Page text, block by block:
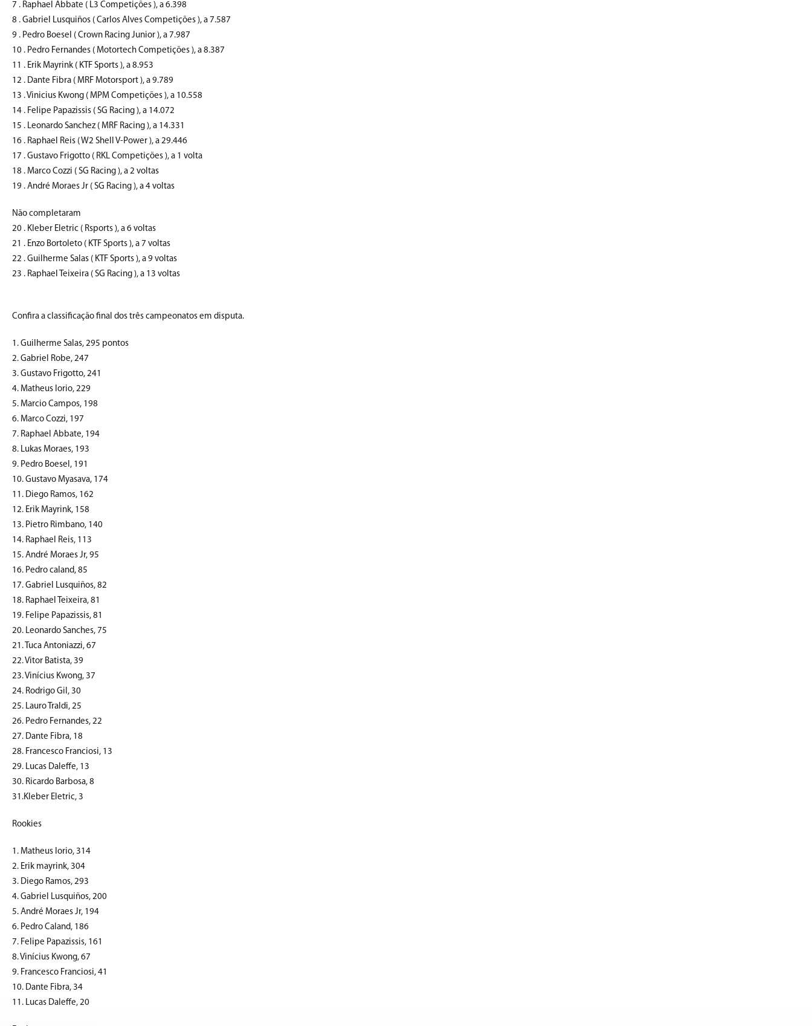
7 . Raphael Abbate ( L3 Competições ), a 6.398
8 . Gabriel Lusquiños ( Carlos Alves Competições ), a 7.587
9 . Pedro Boesel ( Crown Racing Junior ), a 7.987
10 . Pedro Fernandes ( Motortech Competições ), a 8.387
11 . Erik Mayrink ( KTF Sports ), a 8.953
12 . Dante Fibra ( MRF Motorsport ), a 9.789
13 . Vinicius Kwong ( MPM Competições ), a 10.558
14 . Felipe Papazissis ( SG Racing ), a 14.072
15 . Leonardo Sanchez ( MRF Racing ), a 14.331
16 . Raphael Reis ( W2 Shell V-Power ), a 29.446
17 . Gustavo Frigotto ( RKL Competições ), a 1 volta
18 . Marco Cozzi ( SG Racing ), a 2 voltas
19 . André Moraes Jr ( SG Racing ), a 4 voltas
Não completaram
20 . Kleber Eletric ( Rsports ), a 6 voltas
21 . Enzo Bortoleto ( KTF Sports ), a 7 voltas
22 . Guilherme Salas ( KTF Sports ), a 9 voltas
23 . Raphael Teixeira ( SG Racing ), a 13 voltas
Confira a classificação final dos três campeonatos em disputa.
1. Guilherme Salas, 295 pontos
2. Gabriel Robe, 247
3. Gustavo Frigotto, 241
4. Matheus Iorio, 229
5. Marcio Campos, 198
6. Marco Cozzi, 197
7. Raphael Abbate, 194
8. Lukas Moraes, 193
9. Pedro Boesel, 191
10. Gustavo Myasava, 174
11. Diego Ramos, 162
12. Erik Mayrink, 158
13. Pietro Rimbano, 140
14. Raphael Reis, 113
15. André Moraes Jr, 95
16. Pedro caland, 85
17. Gabriel Lusquiños, 82
18. Raphael Teixeira, 81
19. Felipe Papazissis, 81
20. Leonardo Sanches, 75
21. Tuca Antoniazzi, 67
22. Vitor Batista, 39
23. Vinícius Kwong, 37
24. Rodrigo Gil, 30
25. Lauro Traldi, 25
26. Pedro Fernandes, 22
27. Dante Fibra, 18
28. Francesco Franciosi, 13
29. Lucas Daleffe, 13
30. Ricardo Barbosa, 8
31.Kleber Eletric, 3
Rookies
1. Matheus Iorio, 314
2. Erik mayrink, 304
3. Diego Ramos, 293
4. Gabriel Lusquiños, 200
5. André Moraes Jr, 194
6. Pedro Caland, 186
7. Felipe Papazissis, 161
8. Vinícius Kwong, 67
9. Francesco Franciosi, 41
10. Dante Fibra, 34
11. Lucas Daleffe, 20